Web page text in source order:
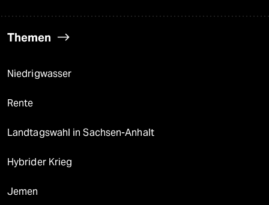
Themen
Niedrigwasser
Rente
Landtagswahl in Sachsen-Anhalt
Hybrider Krieg
Jemen